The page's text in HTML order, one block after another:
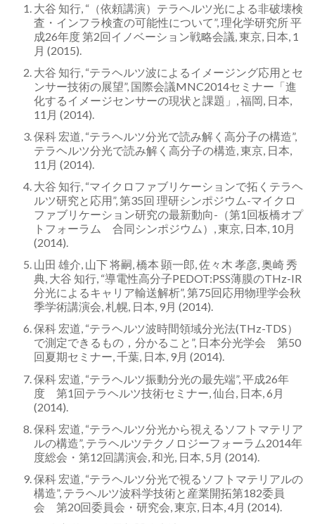
大谷 知行, “（依頼講演）テラヘルツ光による非破壊検
査・インフラ検査の可能性について”, 理化学研究所 平
成26年度 第2回イノベーション戦略会議, 東京, 日本, 1
月 (2015).
大谷 知行, “テラヘルツ波によるイメージング応用とセ
ンサー技術の展望”, 国際会議MNC2014セミナー「進
化するイメージセンサーの現状と課題」, 福岡, 日本,
11月 (2014).
保科 宏道, “テラヘルツ分光で読み解く高分子の構造”,
テラヘルツ分光で読み解く高分子の構造, 東京, 日本,
11月 (2014).
大谷 知行, “マイクロファブリケーションで拓くテラヘ
ルツ研究と応用”, 第35回 理研シンポジウム-マイクロ
ファブリケーション研究の最新動向-（第1回板橋オプ
トフォーラム 合同シンポジウム）, 東京, 日本, 10月
(2014).
山田 雄介, 山下 将嗣, 橋本 顕一郎, 佐々木 孝彦, 奥崎 秀
典, 大谷 知行, “導電性高分子PEDOT:PSS薄膜のTHz-IR
分光によるキャリア輸送解析”, 第75回応用物理学会秋
季学術講演会, 札幌, 日本, 9月 (2014).
保科 宏道, “テラヘルツ波時間領域分光法(THz-TDS）
で測定できるもの，分かること”, 日本分光学会 第50
回夏期セミナー, 千葉, 日本, 9月 (2014).
保科 宏道, “テラヘルツ振動分光の最先端”, 平成26年
度 第1回テラヘルツ技術セミナー, 仙台, 日本, 6月
(2014).
保科 宏道, “テラヘルツ分光から視えるソフトマテリア
ルの構造”, テラヘルツテクノロジーフォーラム2014年
度総会・第12回講演会, 和光, 日本, 5月 (2014).
保科 宏道, “テラヘルツ分光で視るソフトマテリアルの
構造”, テラヘルツ波科学技術と産業開拓第182委員
会 第20回委員会・研究会, 東京, 日本, 4月 (2014).